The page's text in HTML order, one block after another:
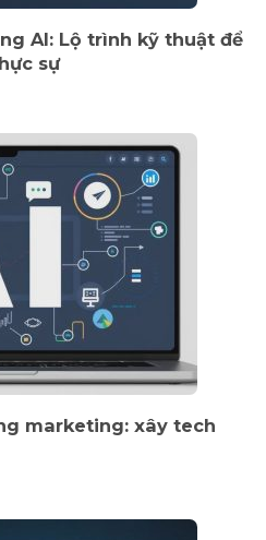
AI: Lộ trình kỹ thuật để
sự
marketing: xây tech